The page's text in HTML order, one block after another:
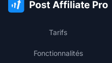
Tarifs
Fonctionnalités